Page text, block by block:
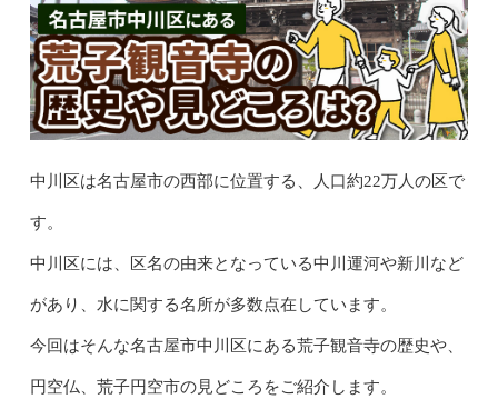
中川区は名古屋市の西部に位置する、人口約22万人の区で
す。
中川区には、区名の由来となっている中川運河や新川など
があり、水に関する名所が多数点在しています。
今回はそんな名古屋市中川区にある荒子観音寺の歴史や、
円空仏、荒子円空市の見どころをご紹介します。